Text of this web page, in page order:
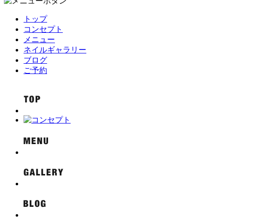
トップ
コンセプト
メニュー
ネイルギャラリー
ブログ
ご予約